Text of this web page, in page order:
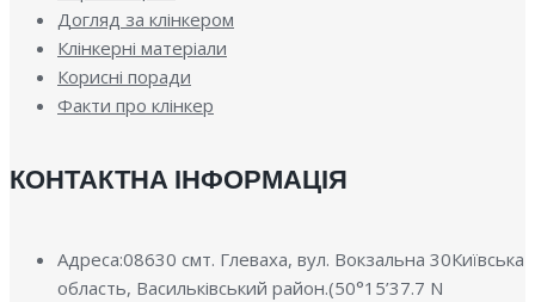
Догляд за клінкером
Клінкерні матеріали
Корисні поради
Факти про клінкер
КОНТАКТНА ІНФОРМАЦІЯ
Адреса:08630 смт. Глеваха, вул. Вокзальна 30Київська
область, Васильківський район.(50°15’37.7 N